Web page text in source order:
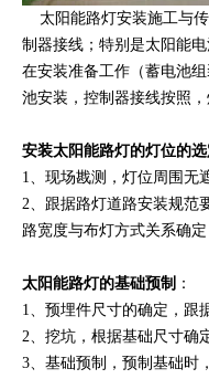
太阳能路灯安装施工与传
制器接线；特别是太阳能
在安装准备工作（蓄电池
池安装，控制器接线按照
安装太阳能路灯的灯位的选
1、现场戡测，灯位周围无
2、跟据路灯道路安装规范
路宽度与布灯方式关系确
太阳能路灯的基础预制 ：
1、预埋件尺寸的确定，跟
2、挖坑，根据基础尺寸确
3、基础预制，预制基础时